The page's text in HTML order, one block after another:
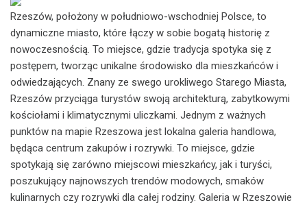
Rzeszów, położony w południowo-wschodniej Polsce, to
dynamiczne miasto, które łączy w sobie bogatą historię z
nowoczesnością. To miejsce, gdzie tradycja spotyka się z
postępem, tworząc unikalne środowisko dla mieszkańców i
odwiedzających. Znany ze swego urokliwego Starego Miasta,
Rzeszów przyciąga turystów swoją architekturą, zabytkowymi
kościołami i klimatycznymi uliczkami. Jednym z ważnych
punktów na mapie Rzeszowa jest lokalna galeria handlowa,
będąca centrum zakupów i rozrywki. To miejsce, gdzie
spotykają się zarówno miejscowi mieszkańcy, jak i turyści,
poszukujący najnowszych trendów modowych, smaków
kulinarnych czy rozrywki dla całej rodziny. Galeria w Rzeszowie